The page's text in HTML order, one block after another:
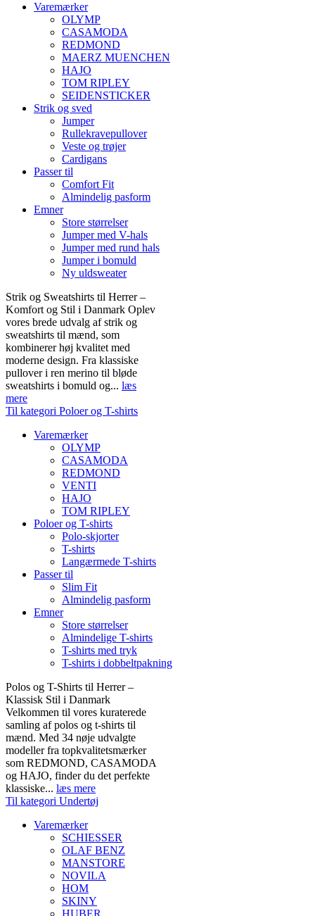
Varemærker
OLYMP
CASAMODA
REDMOND
MAERZ MUENCHEN
HAJO
TOM RIPLEY
SEIDENSTICKER
Strik og sved
Jumper
Rullekravepullover
Veste og trøjer
Cardigans
Passer til
Comfort Fit
Almindelig pasform
Emner
Store størrelser
Jumper med V-hals
Jumper med rund hals
Jumper i bomuld
Ny uldsweater
Strik og Sweatshirts til Herrer –
Komfort og Stil i Danmark Oplev
vores brede udvalg af strik og
sweatshirts til mænd, som
kombinerer høj kvalitet med
moderne design. Fra klassiske
pullover i ren merino til bløde
sweatshirts i bomuld og... læs
mere
Til kategori Poloer og T-shirts
Varemærker
OLYMP
CASAMODA
REDMOND
VENTI
HAJO
TOM RIPLEY
Poloer og T-shirts
Polo-skjorter
T-shirts
Langærmede T-shirts
Passer til
Slim Fit
Almindelig pasform
Emner
Store størrelser
Almindelige T-shirts
T-shirts med tryk
T-shirts i dobbeltpakning
Polos og T-Shirts til Herrer –
Klassisk Stil i Danmark
Velkommen til vores kuraterede
samling af polos og t-shirts til
mænd. Med 34 nøje udvalgte
modeller fra topkvalitetsmærker
som REDMOND, CASAMODA
og HAJO, finder du det perfekte
klassiske... læs mere
Til kategori Undertøj
Varemærker
SCHIESSER
OLAF BENZ
MANSTORE
NOVILA
HOM
SKINY
HUBER